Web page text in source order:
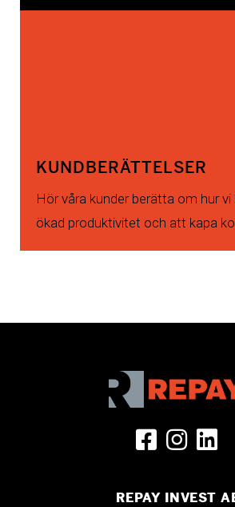
KUNDBERÄTTELSER
Hör våra kunder berätta om hur vi
ökad produktivitet och att kapa
REPAY INVEST